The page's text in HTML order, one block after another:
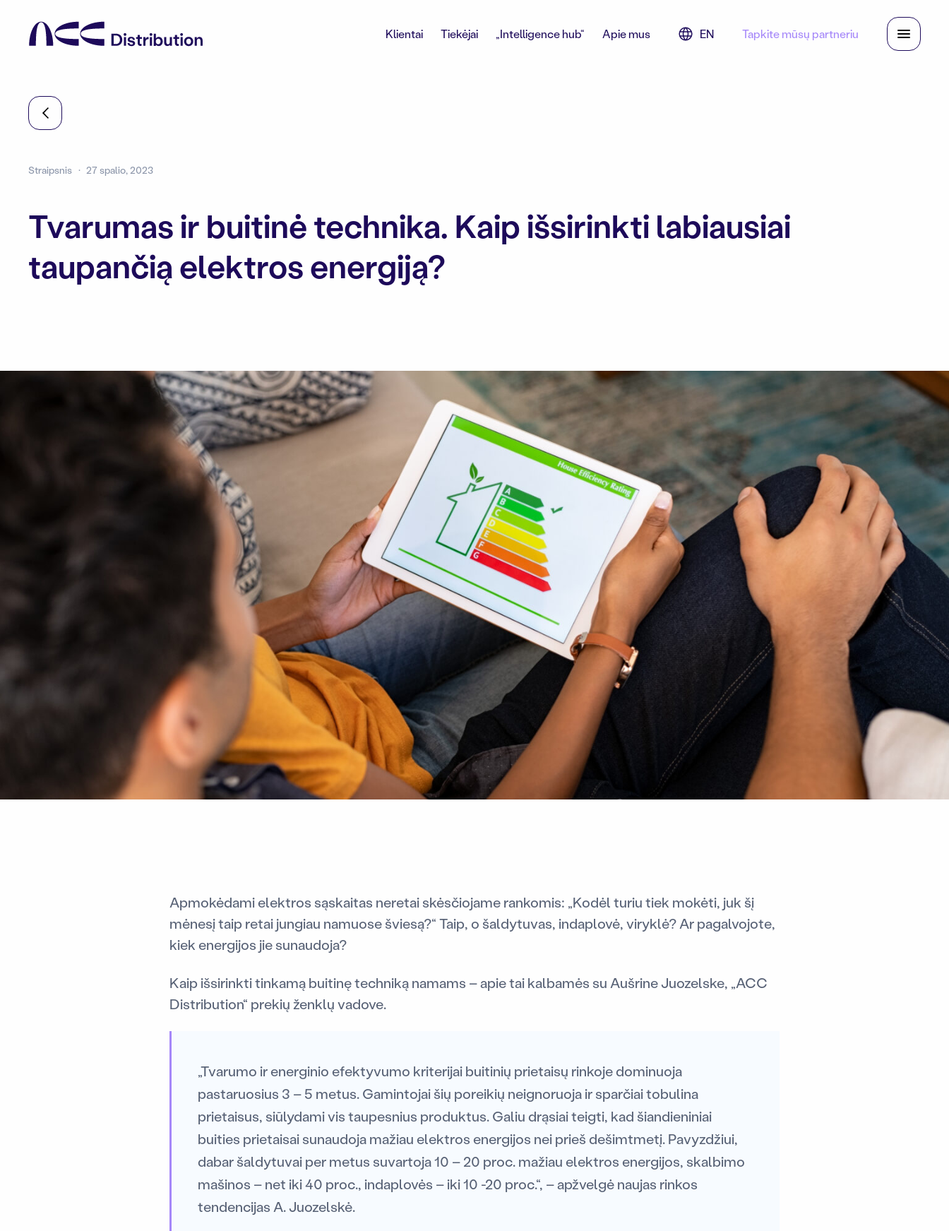
Klientai Tiekėjai „Intelligence hub“ Apie mus EN Tapkite mūsų partneriu
Straipsnis 27 spalio, 2023
Tvarumas ir buitinė technika. Kaip išsirinkti labiausiai
taupančią elektros energiją?
Apmokėdami elektros sąskaitas neretai skėsčiojame rankomis: „Kodėl turiu tiek mokėti, juk šį
mėnesį taip retai jungiau namuose šviesą?“ Taip, o šaldytuvas, indaplovė, viryklė? Ar pagalvojote,
kiek energijos jie sunaudoja?
Kaip išsirinkti tinkamą buitinę techniką namams – apie tai kalbamės su Aušrine Juozelske, „ACC
Distribution“ prekių ženklų vadove.
„Tvarumo ir energinio efektyvumo kriterijai buitinių prietaisų rinkoje dominuoja
pastaruosius 3 – 5 metus. Gamintojai šių poreikių neignoruoja ir sparčiai tobulina
prietaisus, siūlydami vis taupesnius produktus. Galiu drąsiai teigti, kad šiandieniniai
buities prietaisai sunaudoja mažiau elektros energijos nei prieš dešimtmetį. Pavyzdžiui,
dabar šaldytuvai per metus suvartoja 10 – 20 proc. mažiau elektros energijos, skalbimo
mašinos – net iki 40 proc., indaplovės – iki 10 -20 proc.“, – apžvelgė naujas rinkos
tendencijas A. Juozelskė.